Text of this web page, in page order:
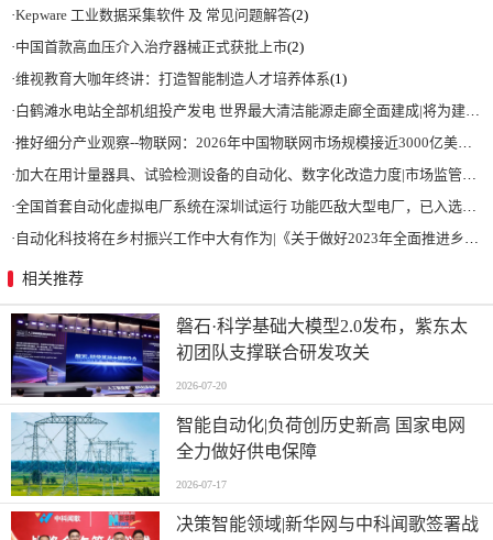
·Kepware 工业数据采集软件 及 常见问题解答(2)
·中国首款高血压介入治疗器械正式获批上市(2)
·维视教育大咖年终讲：打造智能制造人才培养体系(1)
·白鹤滩水电站全部机组投产发电 世界最大清洁能源走廊全面建成|将为建设新型能源体系、保障国家能源安全、实现“双碳”目标提供有力支撑
·推好细分产业观察--物联网：2026年中国物联网市场规模接近3000亿美元 智慧工厂、智慧城市、智慧电网等将占60%以上
·加大在用计量器具、试验检测设备的自动化、数字化改造力度|市场监管总局 工业和信息化部 关于促进企业计量能力提升的指导意见
·全国首套自动化虚拟电厂系统在深圳试运行 功能匹敌大型电厂，已入选国际典型案例
· 自动化科技将在乡村振兴工作中大有作为|《关于做好2023年全面推进乡村振兴重点工作的意见》发布
相关推荐
磐石·科学基础大模型2.0发布，紫东太
初团队支撑联合研发攻关
2026-07-20
智能自动化|负荷创历史新高 国家电网
全力做好供电保障
2026-07-17
决策智能领域|新华网与中科闻歌签署战